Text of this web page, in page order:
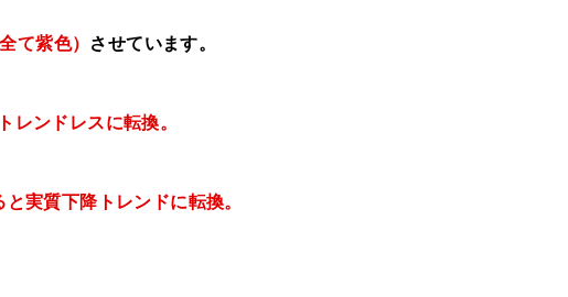
て紫色） させています。
レンドレスに転換。
実質下降トレンドに転換。